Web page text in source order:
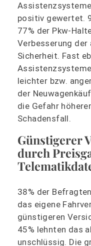
positiv gewertet.
77% der Pkw-
Verbesserung der
Sicherheit. Fast
leichter bzw.
der
die Gefahr
Schadensfall.
Günstigerer
durch
38% der
das eigene
günstigeren
45% lehnten das
unschlüssig. Die